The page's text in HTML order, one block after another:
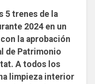
5 trenes de la
2024 en un
la aprobación
de Patrimonio
A todos los
limpieza interior